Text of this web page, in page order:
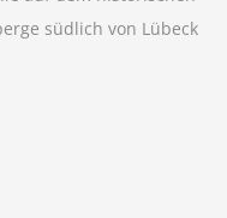
südlich von Lübeck